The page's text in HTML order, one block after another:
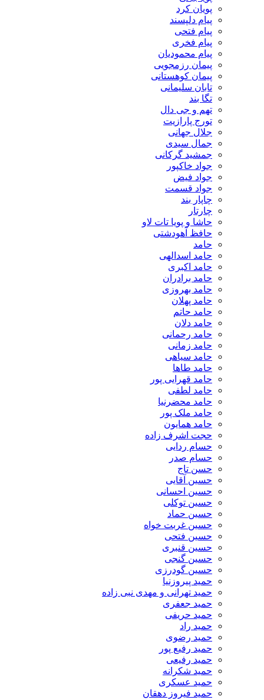
پویان کرد
پیام دلپسند
پیام فتحی
پیام فخری
پیام محمودیان
پیمان رزمجویی
پیمان کوهستانی
تابان سلیمانی
تگا بند
تهم و جی دال
تورج پارازیت
جلال جهانی
جمال سیدی
جمشید گرکانی
جواد خاکپور
جواد فیض
جواد قسمت
چاپار بند
چارتار
حاشا و پویا تات لاو
حافظ آهودشتی
حامد
حامد اسدالهی
حامد اکبری
حامد برادران
حامد بهروزی
حامد پهلان
حامد حاتم
حامد دلان
حامد رحمانی
حامد زمانی
حامد سیاهی
حامد طاها
حامد قهرایی پور
حامد لطفی
حامد محضرنیا
حامد ملک پور
حامد همایون
حجت اشرف زاده
حسام ردایی
حسام صدر
حسن تاج
حسین آقایی
حسین احسانی
حسین توکلی
حسین حماد
حسین غربت خواه
حسین فتحی
حسین قنبری
حسین گنجی
حسین گودرزی
حمید پیروزنیا
حمید تهرانی و مهدی نبی زاده
حمید جعفری
حمید حریفی
حمید راد
حمید رضوی
حمید رفیع پور
حمید رفیعی
حمید شکرانه
حمید عسکری
حمید فیروز دهقان